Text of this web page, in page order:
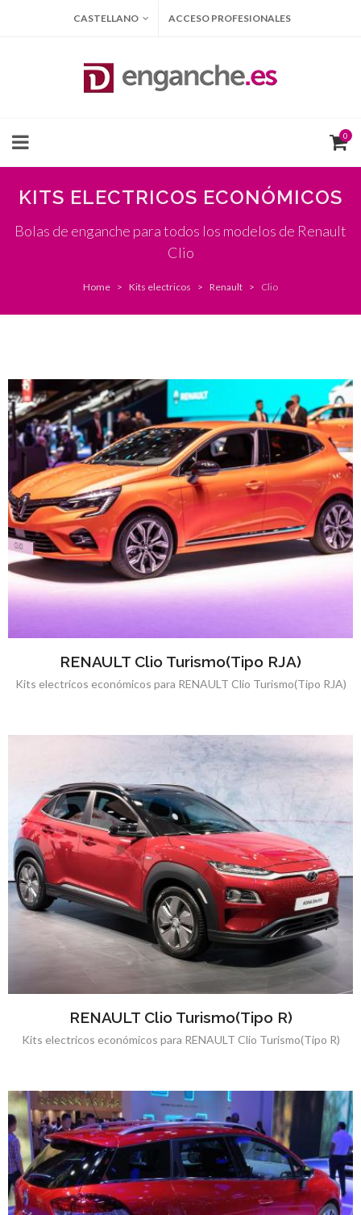
CASTELLANO ACCESO PROFESIONALES
0
KITS ELECTRICOS ECONÓMICOS
Bolas de enganche para todos los modelos de Renault
Clio
Home Kits electricos Renault Clio
RENAULT Clio Turismo(Tipo RJA)
Kits electricos económicos para RENAULT Clio Turismo(Tipo RJA)
RENAULT Clio Turismo(Tipo R)
Kits electricos económicos para RENAULT Clio Turismo(Tipo R)